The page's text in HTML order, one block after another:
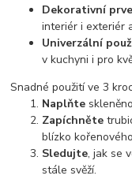
Dekorativní
interiér i exteriér
Univerzální
v kuchyni i pro
Snadné použití ve 3
Naplňte
Zapíchněte
blízko
Sledujte, jak se
stále svěží.